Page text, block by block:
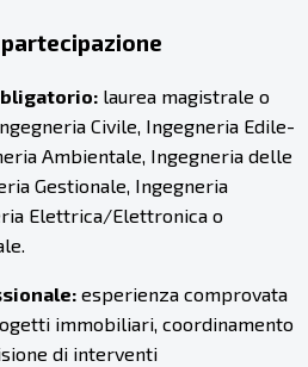
laurea magistrale o
Civile, Ingegneria Edile-
Ambientale, Ingegneria delle
Gestionale, Ingegneria
Elettrica/Elettronica o
esperienza comprovata
immobiliari, coordinamento
di interventi